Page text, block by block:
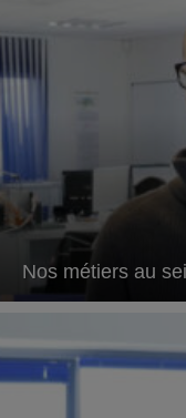
Nos métiers au